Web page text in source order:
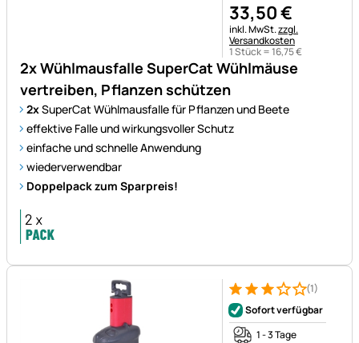
2x Wühlmausfalle SuperCat Wühlmäuse
vertreiben, Pflanzen schützen
2xSuperCat Wühlmausfalle für Pflanzen und Beete
effektive Falle und wirkungsvoller Schutz
einfache und schnelle Anwendung
wiederverwendbar
Doppelpack zum Sparpreis!
33,50€
Steuerhinweis:
inkl. MwSt.zzgl.
Versandkosten
1 Stück =16,75€
Bewertung: 3 von 5 (1
1 Bewertung
(1)
Sofort verfügbar
1 - 3 Tage